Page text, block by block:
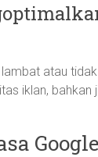
atau
iklan, bahkan